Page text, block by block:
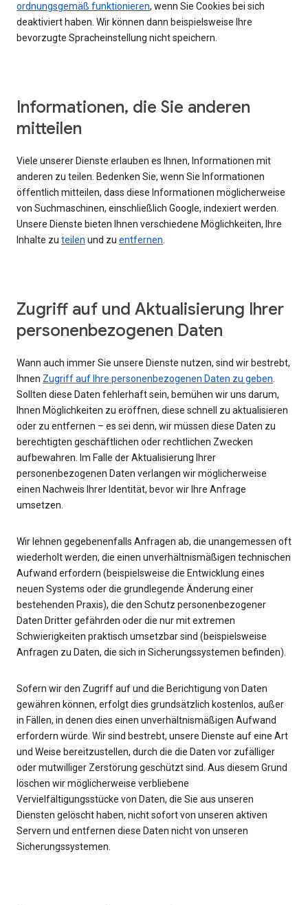
ordnungsgemäß funktionieren, wenn Sie Cookies bei sich
deaktiviert haben. Wir können dann beispielsweise Ihre
bevorzugte Spracheinstellung nicht speichern.
Informationen, die Sie anderen
mitteilen
Viele unserer Dienste erlauben es Ihnen, Informationen mit
anderen zu teilen. Bedenken Sie, wenn Sie Informationen
öffentlich mitteilen, dass diese Informationen möglicherweise
von Suchmaschinen, einschließlich Google, indexiert werden.
Unsere Dienste bieten Ihnen verschiedene Möglichkeiten, Ihre
Inhalte zu teilen und zu entfernen.
Zugriff auf und Aktualisierung Ihrer
personenbezogenen Daten
Wann auch immer Sie unsere Dienste nutzen, sind wir bestrebt,
Ihnen Zugriff auf Ihre personenbezogenen Daten zu geben.
Sollten diese Daten fehlerhaft sein, bemühen wir uns darum,
Ihnen Möglichkeiten zu eröffnen, diese schnell zu aktualisieren
oder zu entfernen – es sei denn, wir müssen diese Daten zu
berechtigten geschäftlichen oder rechtlichen Zwecken
aufbewahren. Im Falle der Aktualisierung Ihrer
personenbezogenen Daten verlangen wir möglicherweise
einen Nachweis Ihrer Identität, bevor wir Ihre Anfrage
umsetzen.
Wir lehnen gegebenenfalls Anfragen ab, die unangemessen oft
wiederholt werden, die einen unverhältnismäßigen technischen
Aufwand erfordern (beispielsweise die Entwicklung eines
neuen Systems oder die grundlegende Änderung einer
bestehenden Praxis), die den Schutz personenbezogener
Daten Dritter gefährden oder die nur mit extremen
Schwierigkeiten praktisch umsetzbar sind (beispielsweise
Anfragen zu Daten, die sich in Sicherungssystemen befinden).
Sofern wir den Zugriff auf und die Berichtigung von Daten
gewähren können, erfolgt dies grundsätzlich kostenlos, außer
in Fällen, in denen dies einen unverhältnismäßigen Aufwand
erfordern würde. Wir sind bestrebt, unsere Dienste auf eine Art
und Weise bereitzustellen, durch die die Daten vor zufälliger
oder mutwilliger Zerstörung geschützt sind. Aus diesem Grund
löschen wir möglicherweise verbliebene
Vervielfältigungsstücke von Daten, die Sie aus unseren
Diensten gelöscht haben, nicht sofort von unseren aktiven
Servern und entfernen diese Daten nicht von unseren
Sicherungssystemen.